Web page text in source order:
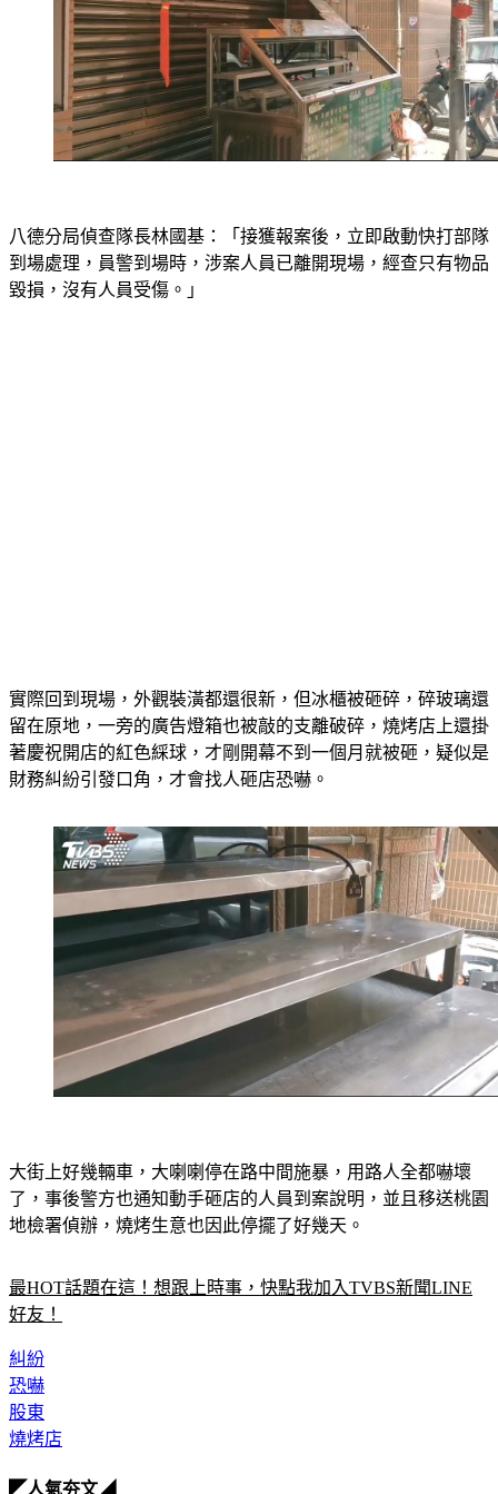
八德分局偵查隊長林國基：「接獲報案後，立即啟動快打部隊
到場處理，員警到場時，涉案人員已離開現場，經查只有物品
毀損，沒有人員受傷。」
實際回到現場，外觀裝潢都還很新，但冰櫃被砸碎，碎玻璃還
留在原地，一旁的廣告燈箱也被敲的支離破碎，燒烤店上還掛
著慶祝開店的紅色綵球，才剛開幕不到一個月就被砸，疑似是
財務糾紛引發口角，才會找人砸店恐嚇。
大街上好幾輛車，大喇喇停在路中間施暴，用路人全都嚇壞
了，事後警方也通知動手砸店的人員到案說明，並且移送桃園
地檢署偵辦，燒烤生意也因此停擺了好幾天。
最HOT話題在這！想跟上時事，快點我加入TVBS新聞LINE
好友！
糾紛
恐嚇
股東
燒烤店
◤人氣夯文◢